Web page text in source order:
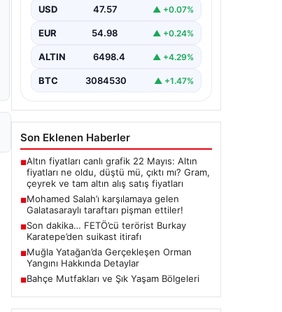
pişman ettiler!
USD 47.57 ▲ +0.07%
EUR 54.98 ▲ +0.24%
ALTIN 6498.4 ▲ +4.29%
BTC 3084530 ▲ +1.47%
Son Eklenen Haberler
■Altın fiyatları canlı grafik 22 Mayıs: Altın
fiyatları ne oldu, düştü mü, çıktı mı? Gram,
çeyrek ve tam altın alış satış fiyatları
■Mohamed Salah’ı karşılamaya gelen
Galatasaraylı taraftarı pişman ettiler!
■Son dakika… FETÖ’cü terörist Burkay
Karatepe’den suikast itirafı
■Muğla Yatağan’da Gerçekleşen Orman
Yangını Hakkında Detaylar
■Bahçe Mutfakları ve Şık Yaşam Bölgeleri